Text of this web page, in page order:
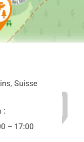
Suisse
:
– 17:00